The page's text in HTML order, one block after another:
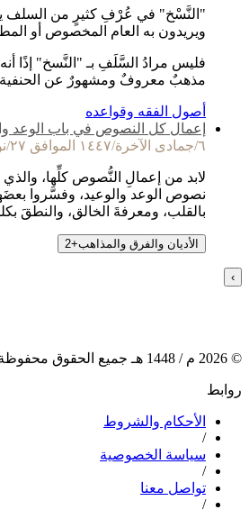
"النَّسْخ" في عُرْفِ كثيرٍ من السلف
ويريدون به العام المخصوص أو
فليس مرادُ السَّلَفِ بـ "النَّسخ" إذًا
مذهبٌ معروفٌ ومشهورٌ عن
أصول الفقه وقواعده
إعمال كل النصوص في باب الوعد
٦/جمادى الآخرة/١٤٤٧ الموافق ٢٧/نوفمبر/٢٠٢٥
لابد من إعمالِ النُّصوص كلِّها،
نصوص الوعد والوعيد، وفسَّروا
بالقلب، ومعرفةَ الخالق، والنطقَ
الأديان والفرق والمذاهب+
2
›
©
2026 م / 1448 هـ جميع الحقوق
روابط
الأحكام والشروط
/
سياسة الخصوصية
/
تواصل معنا
/